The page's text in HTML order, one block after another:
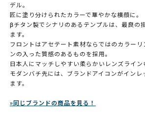
デル。
匠に塗り分けられたカラーで華やかな横顔に。
βチタン製でシナリのあるテンプルは、最良の
ます。
フロントはアセテート素材ならではのカラー
ンの入った質感のあるものを採用。
日本人にマッチしやすい柔らかいレンズライン
モダンバチ先には、ブランドアイコンがイン
ます。
»同じブランドの商品を見る！